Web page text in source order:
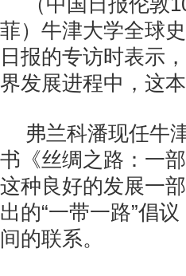
菲）牛津大学全球
日报的专访时表示
界发展进程中，这
弗兰科潘现任牛
书《丝绸之路：一
这种良好的发展一
出的“一带一路”倡
间的联系。